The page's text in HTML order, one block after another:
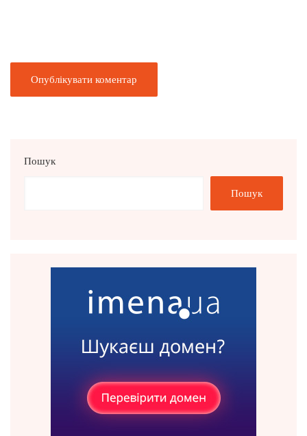
Пошук
Пошук